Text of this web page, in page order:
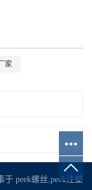
家
于 peek螺丝,peek注塑